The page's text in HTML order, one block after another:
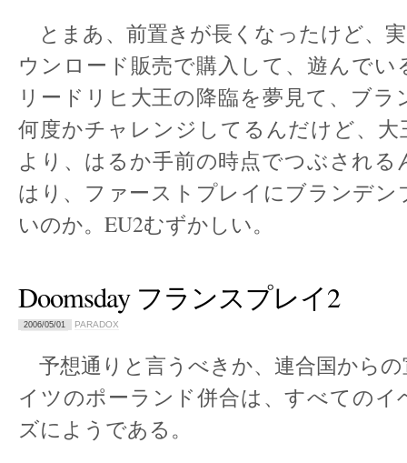
とまあ、前置きが長くなったけど、
ウンロード販売で購入して、遊んでい
リードリヒ大王の降臨を夢見て、ブ
何度かチャレンジしてるんだけど、大
より、はるか手前の時点でつぶされる
はり、ファーストプレイにブランデン
いのか。EU2むずかしい。
Doomsday フランスプレイ2
2006/05/01 PARADOX
予想通りと言うべきか、連合国から
イツのポーランド併合は、すべてのイ
ズにようである。